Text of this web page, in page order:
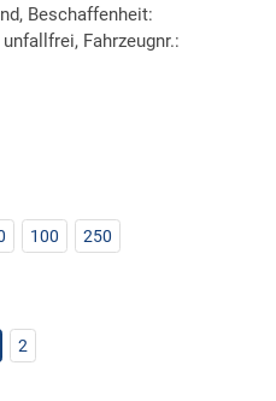
Beschaffenheit:
Fahrzeugnr.:
drucken
100 250
2